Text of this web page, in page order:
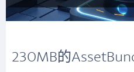
230MB的